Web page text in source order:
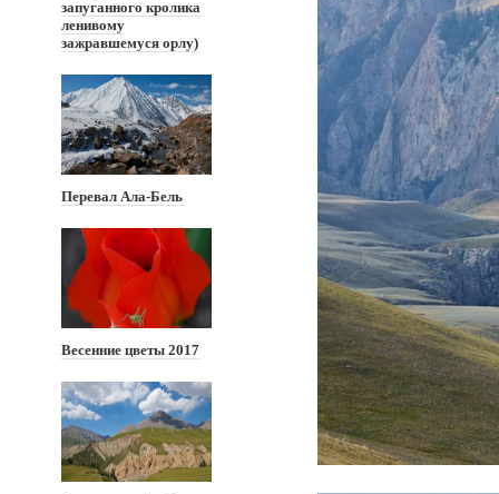
запуганного кролика
ленивому
зажравшемуся орлу)
Перевал Ала-Бель
Весенние цветы 2017